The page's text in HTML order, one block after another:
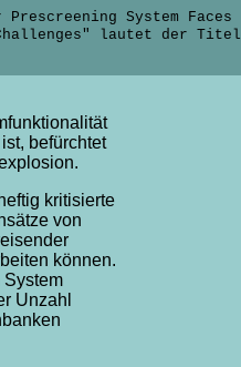
Prescreening System Faces
lautet der Titel
befürchtet
kritisierte
von
können.
System
Unzahl